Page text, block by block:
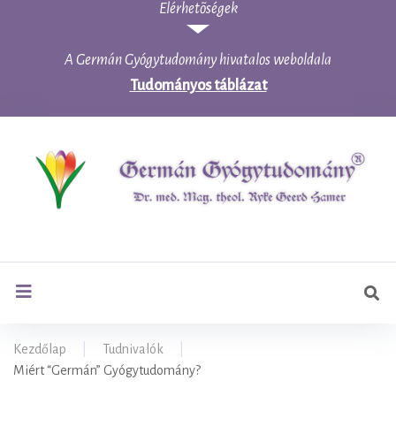
A Germán Gyógytudomány hivatalos weboldala
Tudományos táblázat
Kezdőlap Tudnivalók
Miért “Germán” Gyógytudomány?
Elérhetõségek